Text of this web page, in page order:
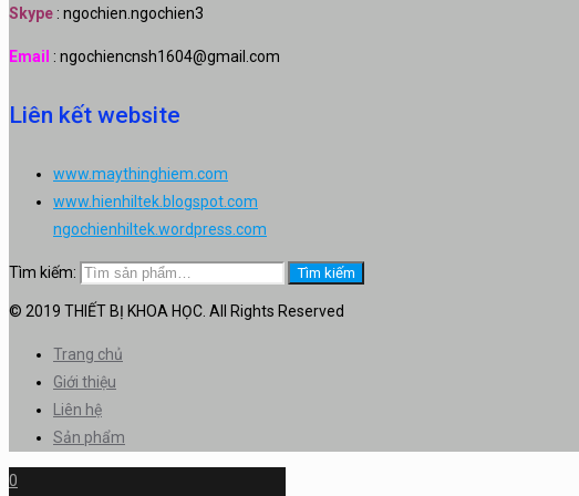
Skype : ngochien.ngochien3
Email : ngochiencnsh1604@gmail.com
Liên kết website
www.maythinghiem.com
www.hienhiltek.blogspot.com
ngochienhiltek.wordpress.com
Tìm kiếm: Tìm kiếm
© 2019 THIẾT BỊ KHOA HỌC. All Rights Reserved
Trang chủ
Giới thiệu
Liên hệ
Sản phẩm
0